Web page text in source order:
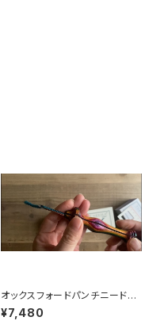
オックスフォードパンチニードル
（シンフォニーウッド）
¥7,480